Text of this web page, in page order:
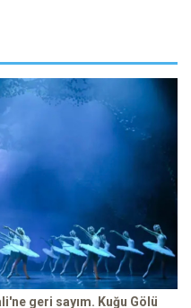
geri sayım. Kuğu Gölü